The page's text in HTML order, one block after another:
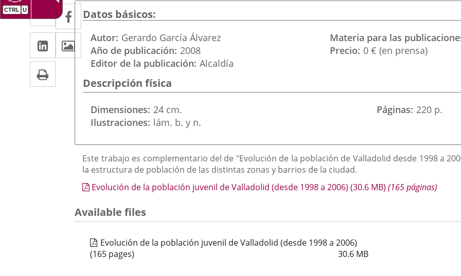
Twitter
Enlace
a
una
aplicación
externa.
Facebook
Enlace
a
una
aplicación
externa.
Linkedin
Enlace
a
una
aplicación
externa.
Images
Datos básicos
Autor Gerardo García Álvarez
Año de publicación 2008
Editor de la publicación Alcaldía
Materia para las
Precio 0 € (en prensa)
Descripción física
Dimensiones 24 cm.
Ilustraciones lám. b. y n.
Páginas 220 p.
Descripción
Este trabajo es complementario del de "Evolución de la población de Valladolid desde 1998 a
la estructura de población de las distintas zonas y barrios de la ciudad.
Evolución de la población juvenil de Valladolid (desde 1998 a 2006) (30.6 MB) (165 páginas)
Available files
Evolución de la población juvenil de Valladolid (desde 1998 a 2006)
30.6 MB
(165 pages)